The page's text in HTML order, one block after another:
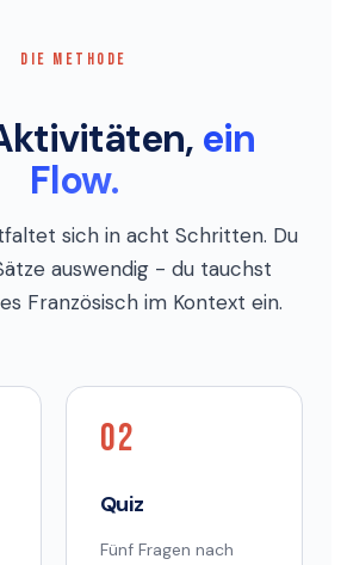
DIE METHODE
ein
Flow.
sich in acht Schritten. Du
auswendig - du tauchst
Französisch im Kontext ein.
02
Quiz
Fünf Fragen nach